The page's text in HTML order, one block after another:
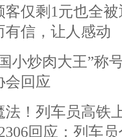
客仅剩1元也全
有信，让人感动
小炒肉大王”称
会回应
法！列车员高铁
回应：列车